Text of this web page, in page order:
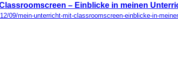
– Einblicke in meinen
09/mein-unterricht-mit-classroomscreen-einblicke-in-